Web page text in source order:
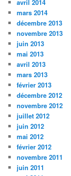
avril 2014
mars 2014
décembre 2013
novembre 2013
juin 2013
mai 2013
avril 2013
mars 2013
février 2013
décembre 2012
novembre 2012
juillet 2012
juin 2012
mai 2012
février 2012
novembre 2011
juin 2011